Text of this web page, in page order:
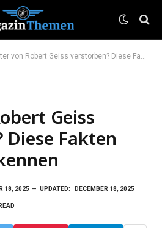
von Robert Geiss verstorben? Diese Fakten solltest du kennen
Geiss
Fakten
18, 2025 UPDATED: DECEMBER 18, 2025